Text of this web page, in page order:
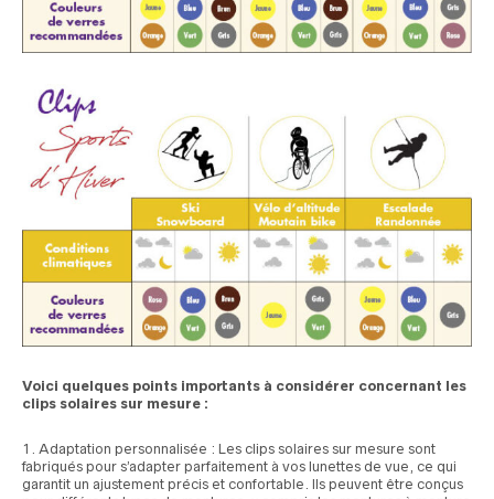
Voici quelques points importants à considérer concernant les
clips solaires sur mesure :
Adaptation personnalisée : Les clips solaires sur mesure sont
fabriqués pour s’adapter parfaitement à vos lunettes de vue, ce qui
garantit un ajustement précis et confortable. Ils peuvent être conçus